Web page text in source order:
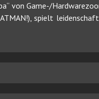
von Game-/
spielt